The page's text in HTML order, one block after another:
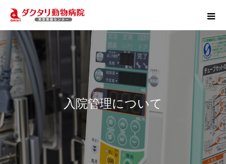
入院管理について